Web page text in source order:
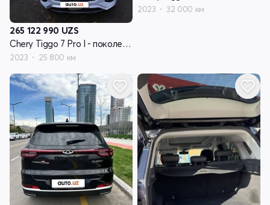
265 122 990 UZS
Chery Tiggo 7 Pro I - поколение
2023 25 800 км
2023 32 000 км